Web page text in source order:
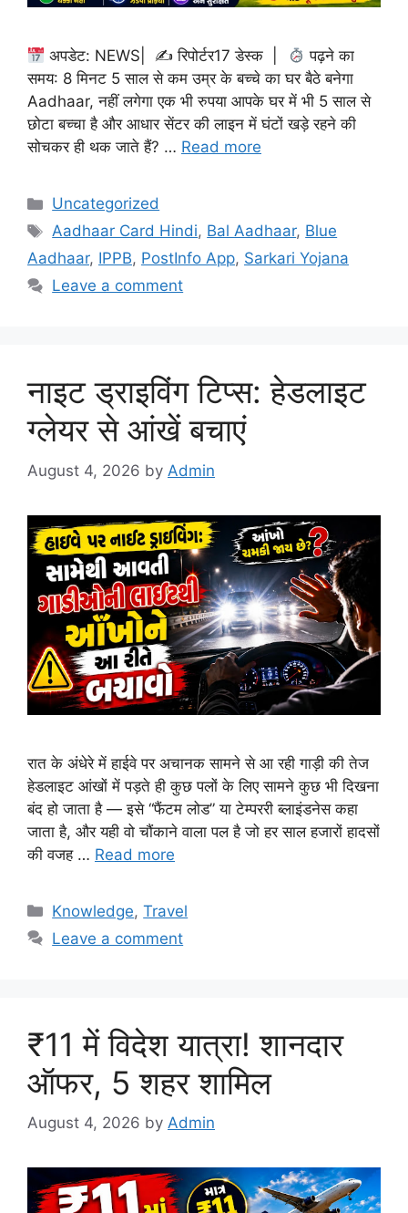
अपडेट: NEWS| ✍ रिपोर्टर17 डेस्क |
पढ़ने का
समय: 8 मिनट 5 साल से कम उम्र के बच्चे का घर बैठे बनेगा
Aadhaar, नहीं लगेगा एक भी रुपया आपके घर में भी 5 साल से
छोटा बच्चा है और आधार सेंटर की लाइन में घंटों खड़े रहने की
सोचकर ही थक जाते हैं? … Read more
Categories
Uncategorized
Tags
Aadhaar Card Hindi, Bal Aadhaar, Blue
Aadhaar, IPPB, PostInfo App, Sarkari Yojana
Leave a comment
नाइट ड्राइविंग टिप्स: हेडलाइट
ग्लेयर से आंखें बचाएं
August 4, 2026 by Admin
रात के अंधेरे में हाईवे पर अचानक सामने से आ रही गाड़ी की तेज
हेडलाइट आंखों में पड़ते ही कुछ पलों के लिए सामने कुछ भी दिखना
बंद हो जाता है — इसे “फैंटम लोड” या टेम्पररी ब्लाइंडनेस कहा
जाता है, और यही वो चौंकाने वाला पल है जो हर साल हजारों हादसों
की वजह … Read more
Categories
Knowledge,Travel
Leave a comment
₹11 में विदेश यात्रा! शानदार
ऑफर, 5 शहर शामिल
August 4, 2026 by Admin